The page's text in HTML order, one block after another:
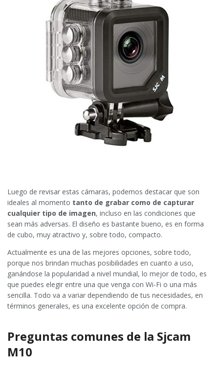
Luego de revisar estas cámaras, podemos destacar que son
ideales al momento tanto de grabar como de capturar
cualquier tipo de imagen, incluso en las condiciones que
sean más adversas. El diseño es bastante bueno, es en forma
de cubo, muy atractivo y, sobre todo, compacto.
Actualmente es una de las mejores opciones, sobre todo,
porque nos brindan muchas posibilidades en cuanto a uso,
ganándose la popularidad a nivel mundial, lo mejor de todo, es
que puedes elegir entre una que venga con Wi-Fi o una más
sencilla. Todo va a variar dependiendo de tus necesidades, en
términos generales, es una excelente opción de compra.
Preguntas comunes de la Sjcam
M10